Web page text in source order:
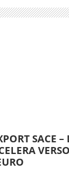
SACE –